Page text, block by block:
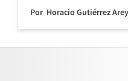
Por Horacio Gutiérrez